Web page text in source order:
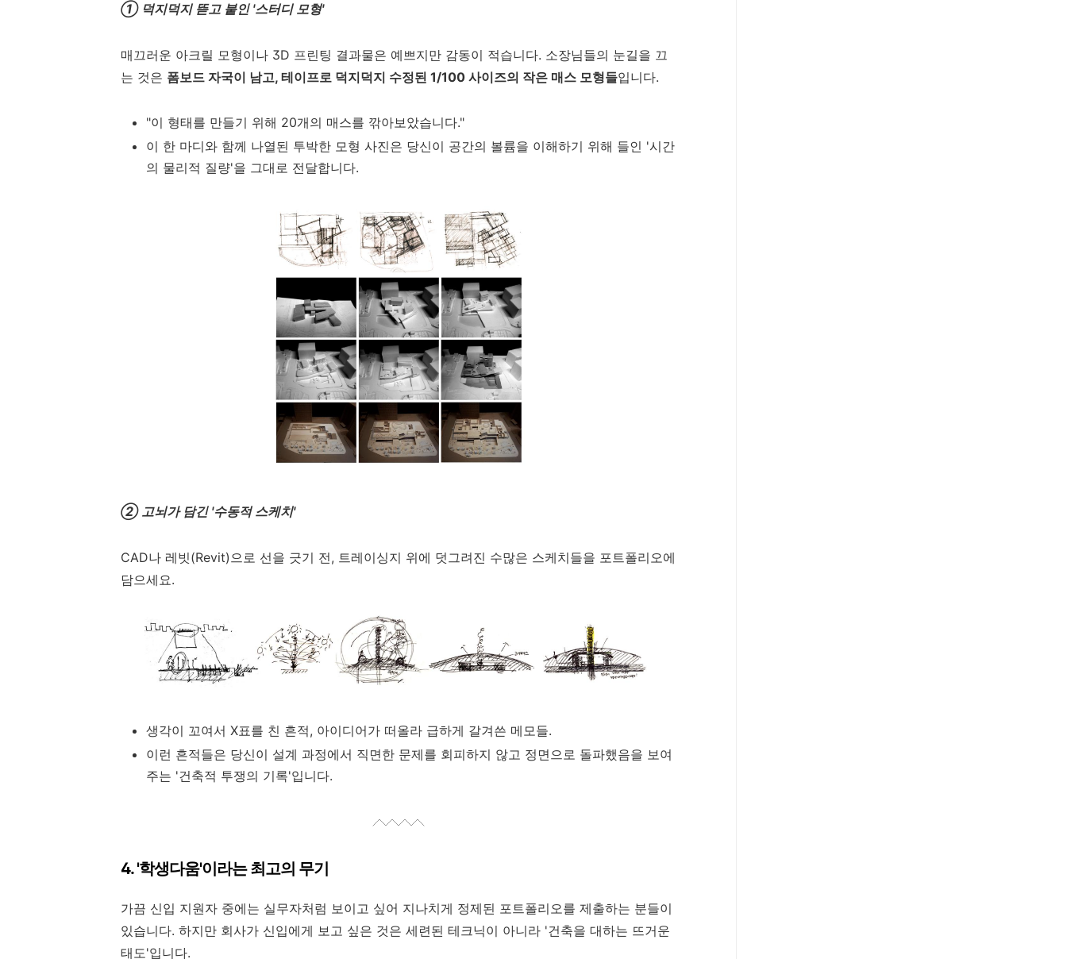
① 덕지덕지 뜯고 붙인 '스터디 모형'
매끄러운 아크릴 모형이나 3D 프린팅 결과물은 예쁘지만 감동이 적습니다. 소장님들의 눈길을 끄
는 것은 폼보드 자국이 남고, 테이프로 덕지덕지 수정된 1/100 사이즈의 작은 매스 모형들입니다.
"이 형태를 만들기 위해 20개의 매스를 깎아보았습니다."
이 한 마디와 함께 나열된 투박한 모형 사진은 당신이 공간의 볼륨을 이해하기 위해 들인 '시간
의 물리적 질량'을 그대로 전달합니다.
② 고뇌가 담긴 '수동적 스케치'
CAD나 레빗(Revit)으로 선을 긋기 전, 트레이싱지 위에 덧그려진 수많은 스케치들을 포트폴리오에
담으세요.
생각이 꼬여서 X표를 친 흔적, 아이디어가 떠올라 급하게 갈겨쓴 메모들.
이런 흔적들은 당신이 설계 과정에서 직면한 문제를 회피하지 않고 정면으로 돌파했음을 보여
주는 '건축적 투쟁의 기록'입니다.
4. '학생다움'이라는 최고의 무기
가끔 신입 지원자 중에는 실무자처럼 보이고 싶어 지나치게 정제된 포트폴리오를 제출하는 분들이
있습니다. 하지만 회사가 신입에게 보고 싶은 것은 세련된 테크닉이 아니라 '건축을 대하는 뜨거운
태도'입니다.